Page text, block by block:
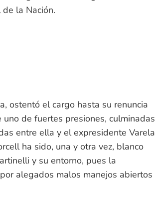
la Nación.
ostentó el cargo hasta su renuncia
de fuertes presiones, culminadas
entre ella y el expresidente Varela
ha sido, una y otra vez, blanco
y su entorno, pues la
alegados malos manejos abiertos